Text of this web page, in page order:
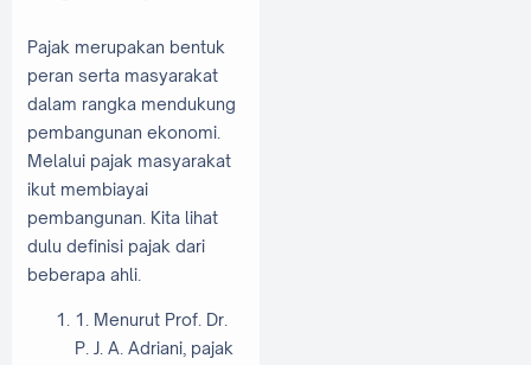
Pajak merupakan bentuk
peran serta masyarakat
dalam rangka mendukung
pembangunan ekonomi.
Melalui pajak masyarakat
ikut membiayai
pembangunan. Kita lihat
dulu definisi pajak dari
beberapa ahli.
1. Menurut Prof. Dr.
P. J. A. Adriani, pajak